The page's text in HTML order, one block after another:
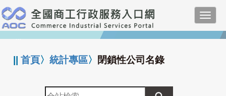
跳
到
主
要
:::
||首頁〉統計專區〉 閉鎖性公司名錄
全